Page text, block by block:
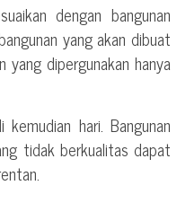
dengan bangunan
yang akan dibuat
dipergunakan hanya
hari. Bangunan
tidak berkualitas dapat